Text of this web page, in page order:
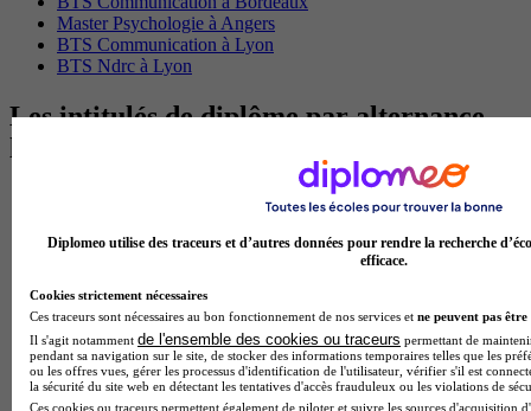
Master Psychologie à Angers
BTS Communication à Lyon
BTS Ndrc à Lyon
Les intitulés de diplôme par alternance
les plus recherchés
BTS Mco en alternance
Master CCA en alternance
BTS Ndrc en alternance
BTS Sam en alternance
Cap Fleuriste en alternance
BTS Sio en alternance
Diplomeo utilise des traceurs et d’autres données pour rendre la recherche
efficace.
Cookies strictement nécessaires
Ces traceurs sont nécessaires au bon fonctionnement de nos services et ne peuvent pas être
Il s'agit notamment de l'ensemble des cookies ou traceurs permettant de
pendant sa navigation sur le site, de stocker des informations temporaires telles que les
ou les offres vues, gérer les processus d'identification de l'utilisateur, vérifier s'il est
la sécurité du site web en détectant les tentatives d'accès frauduleux ou les violations de
Ces cookies ou traceurs permettent également de piloter et suivre les sources d'acquisition